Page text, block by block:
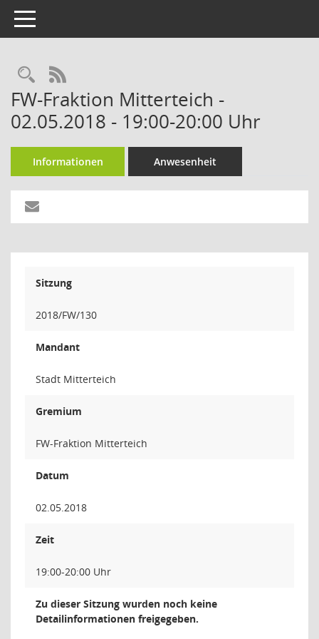
Toggle navigation
RSS-Feed
FW-Fraktion Mitterteich -
02.05.2018 - 19:00-20:00 Uhr
Informationen Anwesenheit
Sitzung
2018/FW/130
Mandant
Stadt Mitterteich
Gremium
FW-Fraktion Mitterteich
Datum
02.05.2018
Zeit
19:00-20:00 Uhr
Zu dieser Sitzung wurden noch keine
Detailinformationen freigegeben.